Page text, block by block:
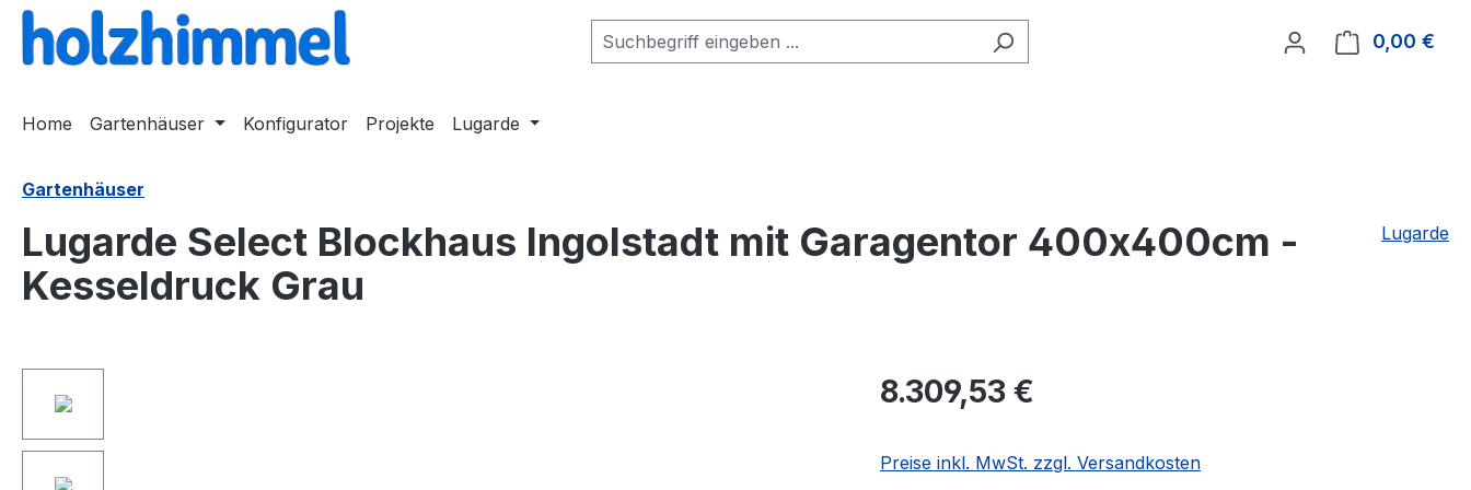
Zur Hauptnavigation springen
0,00 €
Home Gartenhäuser Konfigurator Projekte Lugarde
Gartenhäuser
Lugarde Select Blockhaus Ingolstadt mit Garagentor 400x400cm -
Kesseldruck Grau
Lugarde
8.309,53 €
Preise inkl. MwSt. zzgl. Versandkosten